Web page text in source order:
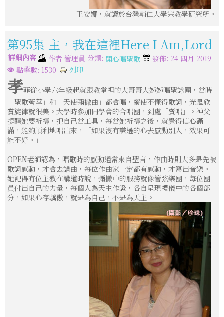
王安娜，就讀於台灣輔仁大學宗教學研究所。
第95集-主，我在這裡Here I Am,Lord
詳細內容 作者 管理員 分類: 開心唱聖歌
發佈: 24 四月 2019
點擊數: 1530
列印
孝菲從小學六年級起就跟教堂裡的大哥哥大姊姊唱聖詠團，當時
「聖歌薈萃」和「天使彌撒曲」都會唱，縱使不懂得歌詞，光是欣
賞旋律就很美。大學時參加同學會的合唱團，到處「賣唱」。神父
提醒她要祈禱，把自己當工具，每當她祈禱之後，就覺得信心滿
滿，能夠順利地唱出來，「如果沒有謙遜的心去感動別人，效果可
能不好。」
OPEN老師認為，唱歌時的感動通常來自聖言，作曲時則大多是先被
歌詞感動，才會去譜曲，每位作曲家一定都有感動，才寫出音樂。
她記得有位主教在講道時說，彌撒中的服務就像管弦樂團，每位團
員付出自己的力量，每個人為天主作證，各自呈現禮儀中的各個部
分，如果心存驕傲，就是為自己，不是為天主。